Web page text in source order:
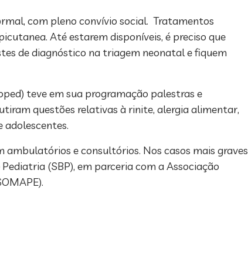
com pleno convívio social. Tratamentos
Até estarem disponíveis, é preciso que
de diagnóstico na triagem neonatal e fiquem
teve em sua programação palestras e
questões relativas à rinite, alergia alimentar,
adolescentes.
e consultórios. Nos casos mais graves
(SBP), em parceria com a Associação